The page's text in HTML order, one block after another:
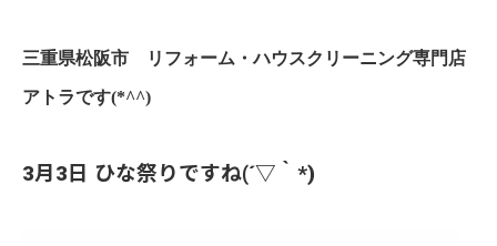
三重県松阪市 リフォーム・ハウスクリーニング専門店
アトラです(*^^)
3月3日 ひな祭りですね(´▽｀*)